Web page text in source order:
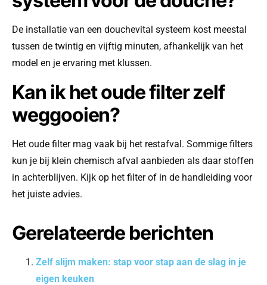
De installatie van een douchevital systeem kost meestal
tussen de twintig en vijftig minuten, afhankelijk van het
model en je ervaring met klussen.
Kan ik het oude filter zelf
weggooien?
Het oude filter mag vaak bij het restafval. Sommige filters
kun je bij klein chemisch afval aanbieden als daar stoffen
in achterblijven. Kijk op het filter of in de handleiding voor
het juiste advies.
Gerelateerde berichten
Zelf slijm maken: stap voor stap aan de slag in je
eigen keuken